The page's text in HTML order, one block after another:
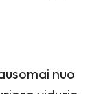
nuo